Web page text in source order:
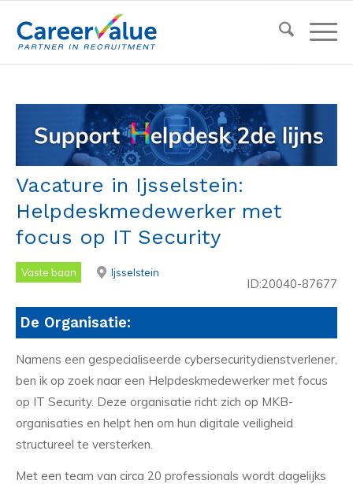
Vacature in Ijsselstein:
Helpdeskmedewerker met
focus op IT Security
Vaste baan Ijsselstein
ID:20040-87677
De Organisatie:
Namens een gespecialiseerde cybersecuritydienstverlener,
ben ik op zoek naar een Helpdeskmedewerker met focus
op IT Security. Deze organisatie richt zich op MKB-
organisaties en helpt hen om hun digitale veiligheid
structureel te versterken.
Met een team van circa 20 professionals wordt dagelijks